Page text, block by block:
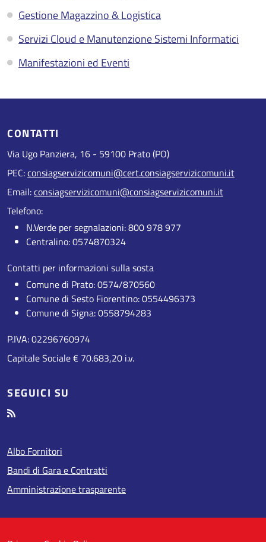
Gestione Magazzino & Logistica
Servizi Cloud e Manutenzione Sistemi Informatici
Manifestazioni ed Eventi
CONTATTI
Via Ugo Panziera, 16 - 59100 Prato (PO)
PEC:consiagservizicomuni@cert.consiagservizicomuni.it
Email:consiagservizicomuni@consiagservizicomuni.it
Telefono:
N.Verde per segnalazioni: 800 978 977
Centralino: 0574870324
Contatti per informazioni sulla sosta
Comune di Prato: 0574/870560
Comune di Sesto Fiorentino: 0554496373
Comune di Signa: 0558794283
P.IVA: 02296760974
Capitale Sociale € 70.683,20 i.v.
SEGUICI SU
Albo Fornitori
Bandi di Gara e Contratti
Amministrazione trasparente